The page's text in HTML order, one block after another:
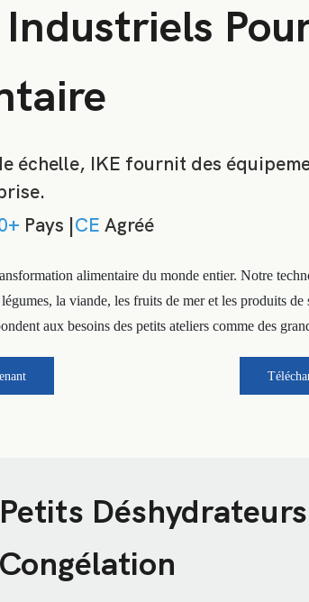
échelle, IKE fournit des
Pays | CE Agréé
alimentaire du monde entier. Notre
la viande, les fruits de mer et les produits
aux besoins des petits ateliers comme des
Petits
Congélation